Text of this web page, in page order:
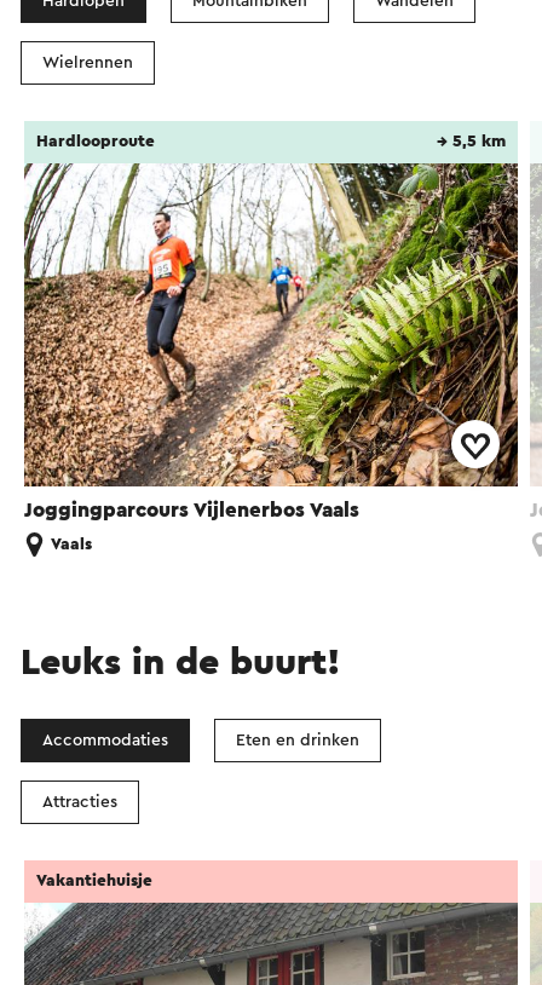
Wielrennen
Joggingparcours Vijlenerbos Vaals
Hardlooproute → 5,5 km
Vaals
Leuks in de buurt!
Accommodaties Eten en drinken
Attracties
Vakantiehuisje